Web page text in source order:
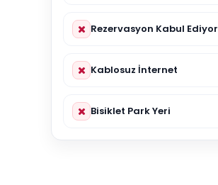
Rezervasyon Kabul Ediyor
Kablosuz İnternet
Bisiklet Park Yeri